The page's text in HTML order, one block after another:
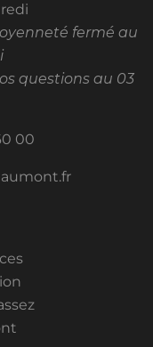
fermé au
questions au 03
00